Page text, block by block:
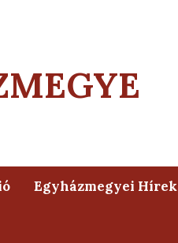
Egyházmegyei Hírek